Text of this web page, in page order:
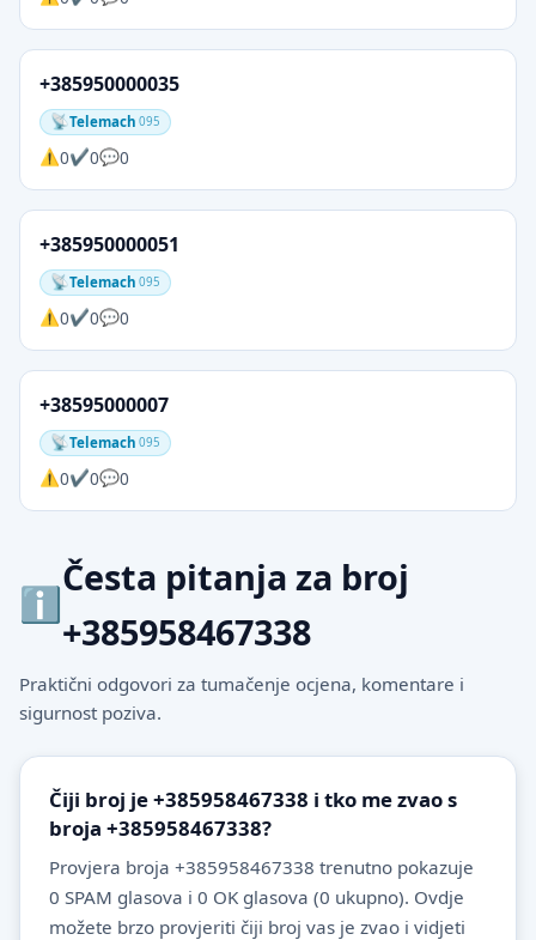
+385950000035
Telemach 095
0 0 0
+385950000051
Telemach 095
0 0 0
+38595000007
Telemach 095
0 0 0
Česta pitanja za broj
+385958467338
Praktični odgovori za tumačenje ocjena, komentare i
sigurnost poziva.
Čiji broj je +385958467338 i tko me zvao s
broja +385958467338?
Provjera broja +385958467338 trenutno pokazuje
0 SPAM glasova i 0 OK glasova (0 ukupno). Ovdje
možete brzo provjeriti čiji broj vas je zvao i vidjeti